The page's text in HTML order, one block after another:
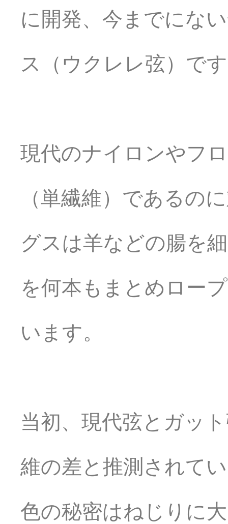
に開発、今までにな
ス（ウクレレ弦）で
現代のナイロンやフ
（単繊維）であるの
グスは羊などの腸を
を何本もまとめロー
います。
当初、現代弦とガッ
維の差と推測されて
色の秘密はねじりに